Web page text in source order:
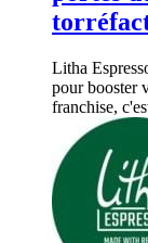
Litha
pour booster
franchise,